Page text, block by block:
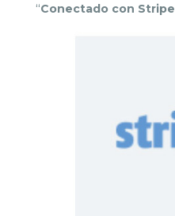
“Conectado con Stripe